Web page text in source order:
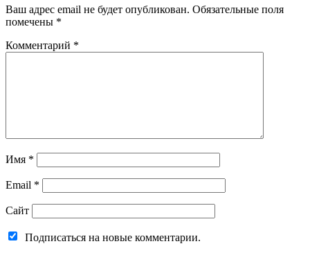
Ваш адрес email не будет опубликован. Обязательные поля
помечены *
Комментарий *
Имя *
Email *
Сайт
Подписаться на новые комментарии.